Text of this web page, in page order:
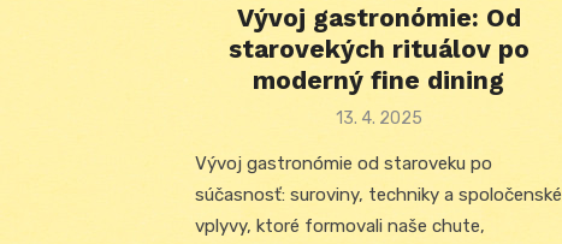
Vývoj gastronómie: Od
starovekých rituálov po
moderný fine dining
Posted
13. 4. 2025
Vývoj gastronómie od staroveku po
súčasnosť: suroviny, techniky a spoločenské
vplyvy, ktoré formovali naše chute,